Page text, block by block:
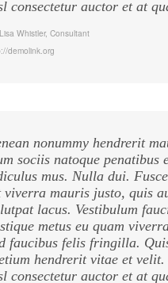
consectetur auctor et at
Lisa Whistler, Consultant
demolink.org
nonummy hendrerit
sociis natoque penatibus
mus. Nulla dui.
viverra mauris justo, quis
lacus. Vestibulum
metus eu quam
faucibus felis fringilla.
hendrerit vitae et
consectetur auctor et at